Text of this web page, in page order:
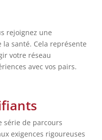
rejoignez une
santé. Cela représente
votre réseau
avec vos pairs.
série de parcours
exigences rigoureuses